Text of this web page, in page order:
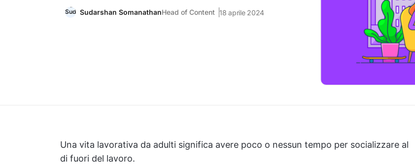
Sudarshan SomanathanHead of Content 18 aprile 2024
Una vita lavorativa da adulti significa avere poco o nessun tempo per socializzare al
di fuori del lavoro.